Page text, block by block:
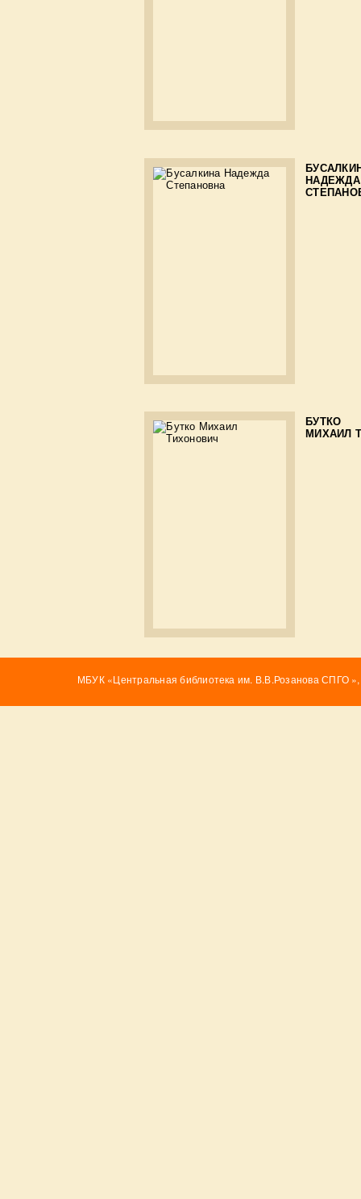
НАДЕЖДА
БУТКО
МИХАИЛ
МБУК «Центральная библиотека им. В.В.Розанова СПГО